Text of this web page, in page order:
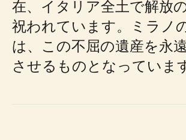
在、イタリア全土で解放
祝われています。ミラノ
は、この不屈の遺産を永
させるものとなっていま